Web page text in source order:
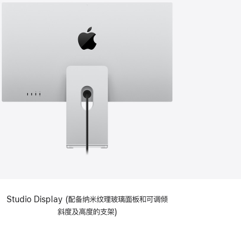
Studio Display (配备纳米纹理玻璃面板和可调倾
斜度及高度的支架)